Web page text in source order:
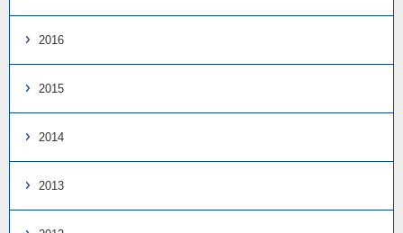
2016
2015
2014
2013